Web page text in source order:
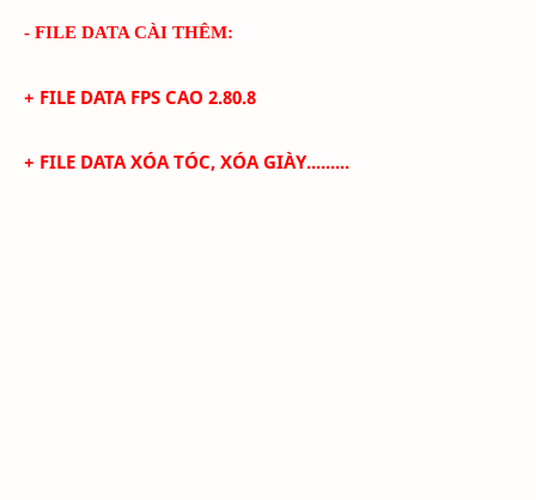
- FILE DATA CÀI THÊM:
+ FILE DATA FPS CAO 2.80.8
+ FILE DATA XÓA TÓC, XÓA GIÀY.........